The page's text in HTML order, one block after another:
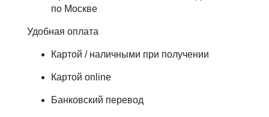
по Москве
Удобная оплата
Картой / наличными при получении
Картой online
Банковский перевод